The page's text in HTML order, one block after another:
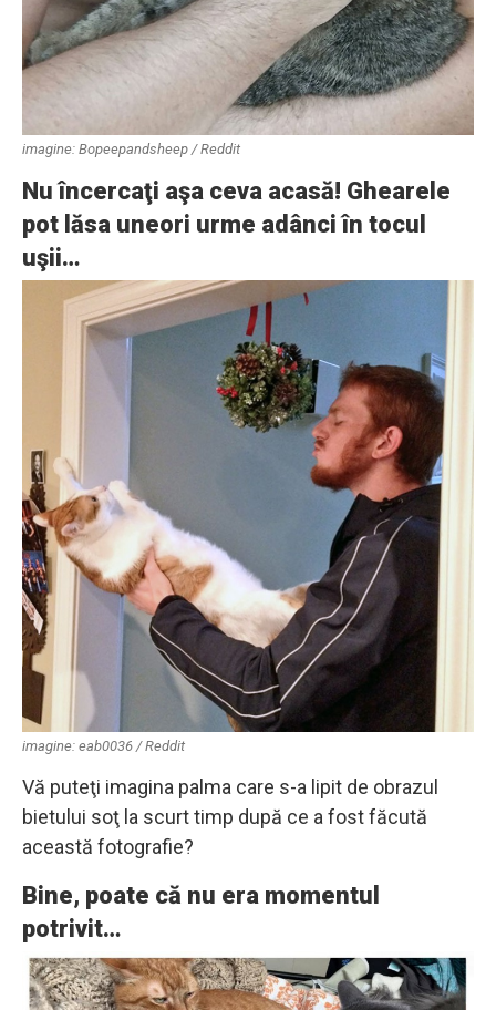
imagine: Bopeepandsheep / Reddit
Nu încercaţi aşa ceva acasă! Ghearele
pot lăsa uneori urme adânci în tocul
uşii…
imagine: eab0036 / Reddit
Vă puteţi imagina palma care s-a lipit de obrazul
bietului soţ la scurt timp după ce a fost făcută
această fotografie?
Bine, poate că nu era momentul
potrivit…